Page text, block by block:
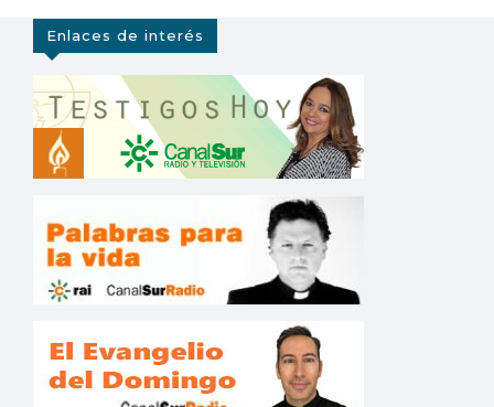
Enlaces de interés